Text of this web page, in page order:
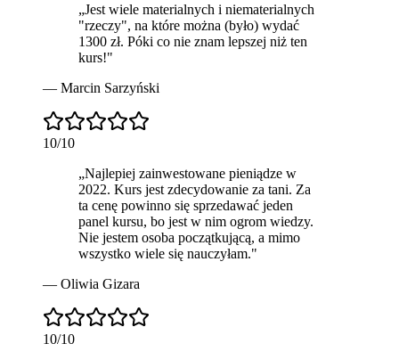
„Jest wiele materialnych i niematerialnych
"rzeczy", na które można (było) wydać
1300 zł. Póki co nie znam lepszej niż ten
kurs!"
— Marcin Sarzyński
10/10
„Najlepiej zainwestowane pieniądze w
2022. Kurs jest zdecydowanie za tani. Za
ta cenę powinno się sprzedawać jeden
panel kursu, bo jest w nim ogrom wiedzy.
Nie jestem osoba początkującą, a mimo
wszystko wiele się nauczyłam."
— Oliwia Gizara
10/10